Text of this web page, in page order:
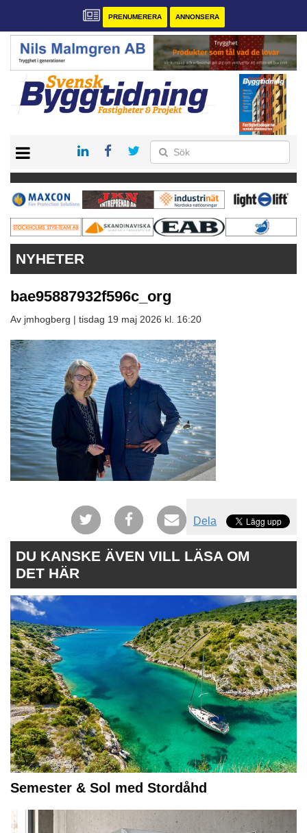
PRENUMERERA ANNONSERA
PRENUMERERA
VÅRA ANDRA MAGASIN
ANNONSERA
KONTAKT
NYHETER
bae95887932f596c_org
Av jmhogberg | tisdag 19 maj 2026 kl. 16:20
Dela
DU KANSKE ÄVEN VILL LÄSA OM
DET HÄR
Semester & Sol med Stordåhd